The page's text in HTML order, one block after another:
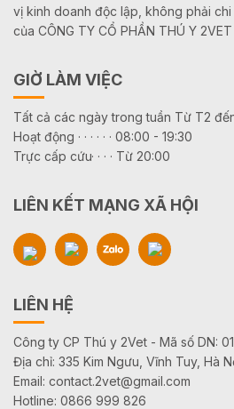
vị kinh doanh độc lập, không phải
của CÔNG TY CỔ PHẦN THÚ Y 2VET
GIỜ LÀM VIỆC
Tất cả các ngày trong tuần Từ T2
Hoạt động · · · · · · 08:00 - 19:30
Trực cấp cứu· · · · Từ 20:00
LIÊN KẾT MẠNG XÃ HỘI
LIÊN HỆ
Công ty CP Thú y 2Vet - Mã số DN:
Địa chỉ: 335 Kim Ngưu, Vĩnh Tuy, Hà
Email: contact.2vet@gmail.com
Hotline: 0866 999 826